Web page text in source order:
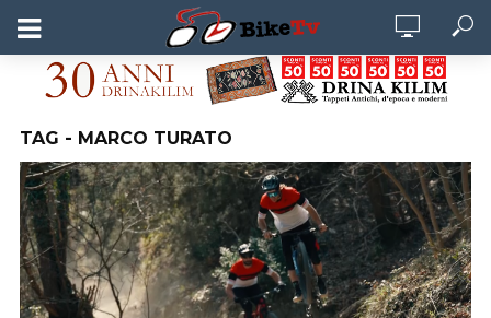
TAG - MARCO TURATO